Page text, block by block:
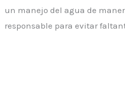
un manejo del agua de
responsable para evitar